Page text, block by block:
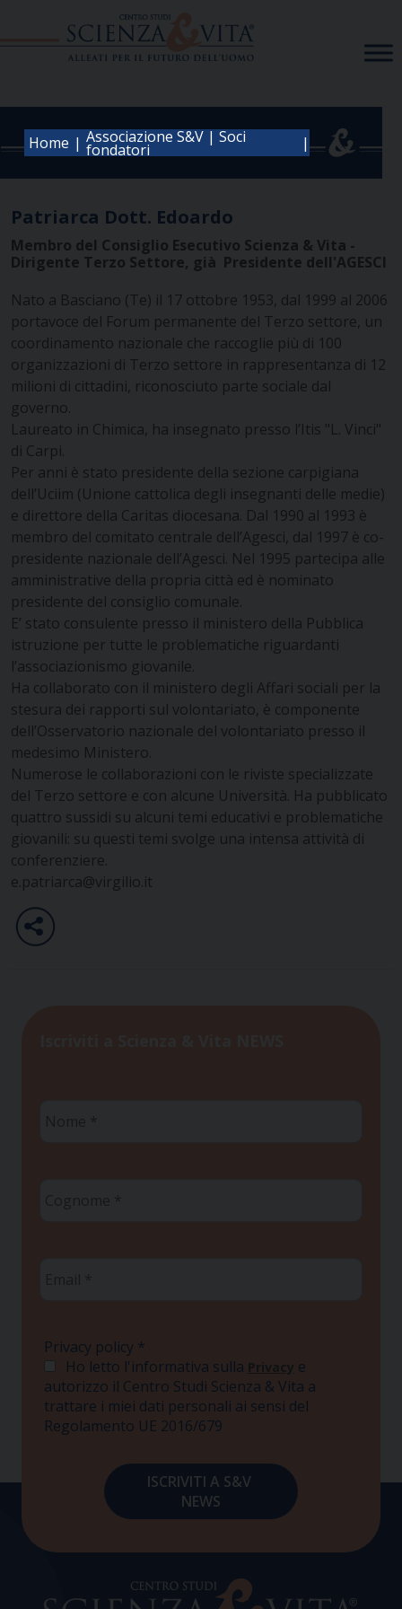
Home | Associazione S&V | Soci
fondatori |
Patriarca Dott. Edoardo
Membro del Consiglio Esecutivo Scienza & Vita -
Dirigente Terzo Settore, già Presidente dell'AGESCI
Nato a Basciano (Te) il 17 ottobre 1953, dal 1999 al 2006
portavoce del Forum permanente del Terzo settore, un
coordinamento nazionale che raccoglie più di 100
organizzazioni di Terzo settore in rappresentanza di 12
milioni di cittadini, riconosciuto parte sociale dal
governo.
Laureato in Chimica, ha insegnato presso l’Itis "L. Vinci"
di Carpi.
Per anni è stato presidente della sezione carpigiana
dell’Uciim (Unione cattolica degli insegnanti delle medie)
e direttore della Caritas diocesana. Dal 1990 al 1993 è
membro del comitato centrale dell’Agesci, dal 1997 è co-
presidente nazionale dell’Agesci. Nel 1995 partecipa alle
amministrative della propria città ed è nominato
presidente del consiglio comunale.
E’ stato consulente presso il ministero della Pubblica
istruzione per tutte le problematiche riguardanti
l’associazionismo giovanile.
Ha collaborato con il ministero degli Affari sociali per la
stesura dei rapporti sul volontariato, è componente
dell’Osservatorio nazionale del volontariato presso il
medesimo Ministero.
Numerose le collaborazioni con le riviste specializzate
del Terzo settore e con alcune Università. Ha pubblicato
quattro sussidi su alcuni temi educativi e problematiche
giovanili: su questi temi svolge una intensa attività di
conferenziere.
e.patriarca@virgilio.it
Privacy policy *
Ho letto l'informativa sulla Privacy e
autorizzo il Centro Studi Scienza & Vita a
trattare i miei dati personali ai sensi del
Regolamento UE 2016/679